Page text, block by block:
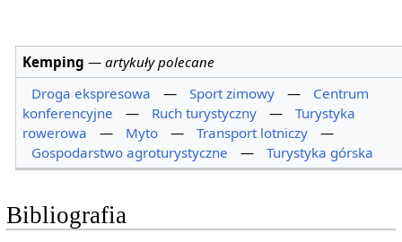
Kemping —artykuły polecane
Droga ekspresowa
— Sport zimowy —
Centrum
konferencyjne
— Ruch turystyczny —
Turystyka
rowerowa
— Myto — Transport lotniczy
—
Gospodarstwo agroturystyczne
— Turystyka górska
Bibliografia